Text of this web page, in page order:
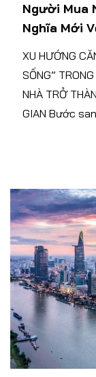
Người Mua
Nghĩa Mới
XU HƯỚNG
SỐNG”
NHÀ TRỞ
GIAN Bước